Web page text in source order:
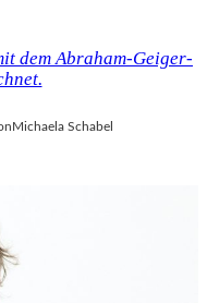
dem Abraham-Geiger-
Michaela Schabel